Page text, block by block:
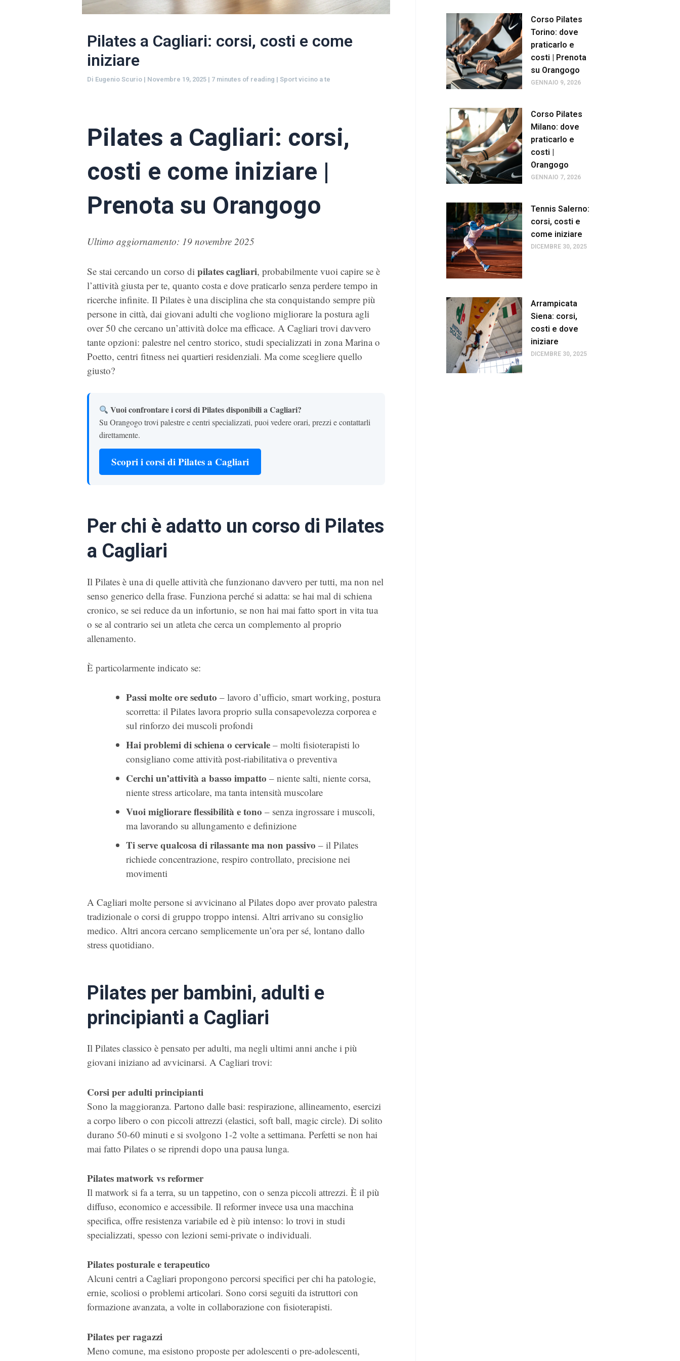
Pilates a Cagliari: corsi, costi e come
iniziare
Di Eugenio Scurio | Novembre 19, 2025 | 7 minutes of reading | Sport vicino a te
Pilates a Cagliari: corsi,
costi e come iniziare |
Prenota su Orangogo
Ultimo aggiornamento: 19 novembre 2025
Se stai cercando un corso di pilates cagliari, probabilmente vuoi capire se è
l’attività giusta per te, quanto costa e dove praticarlo senza perdere tempo in
ricerche infinite. Il Pilates è una disciplina che sta conquistando sempre più
persone in città, dai giovani adulti che vogliono migliorare la postura agli
over 50 che cercano un’attività dolce ma efficace. A Cagliari trovi davvero
tante opzioni: palestre nel centro storico, studi specializzati in zona Marina o
Poetto, centri fitness nei quartieri residenziali. Ma come scegliere quello
giusto?
Vuoi confrontare i corsi di Pilates disponibili a Cagliari?
Su Orangogo trovi palestre e centri specializzati, puoi vedere orari, prezzi e contattarli
direttamente.
Scopri i corsi di Pilates a Cagliari
Per chi è adatto un corso di Pilates
a Cagliari
Il Pilates è una di quelle attività che funzionano davvero per tutti, ma non nel
senso generico della frase. Funziona perché si adatta: se hai mal di schiena
cronico, se sei reduce da un infortunio, se non hai mai fatto sport in vita tua
o se al contrario sei un atleta che cerca un complemento al proprio
allenamento.
È particolarmente indicato se:
Passi molte ore seduto – lavoro d’ufficio, smart working, postura
scorretta: il Pilates lavora proprio sulla consapevolezza corporea e
sul rinforzo dei muscoli profondi
Hai problemi di schiena o cervicale – molti fisioterapisti lo
consigliano come attività post-riabilitativa o preventiva
Cerchi un’attività a basso impatto – niente salti, niente corsa,
niente stress articolare, ma tanta intensità muscolare
Vuoi migliorare flessibilità e tono – senza ingrossare i muscoli,
ma lavorando su allungamento e definizione
Ti serve qualcosa di rilassante ma non passivo – il Pilates
richiede concentrazione, respiro controllato, precisione nei
movimenti
A Cagliari molte persone si avvicinano al Pilates dopo aver provato palestra
tradizionale o corsi di gruppo troppo intensi. Altri arrivano su consiglio
medico. Altri ancora cercano semplicemente un’ora per sé, lontano dallo
stress quotidiano.
Pilates per bambini, adulti e
principianti a Cagliari
Il Pilates classico è pensato per adulti, ma negli ultimi anni anche i più
giovani iniziano ad avvicinarsi. A Cagliari trovi:
Corsi per adulti principianti
Sono la maggioranza. Partono dalle basi: respirazione, allineamento, esercizi
a corpo libero o con piccoli attrezzi (elastici, soft ball, magic circle). Di solito
durano 50-60 minuti e si svolgono 1-2 volte a settimana. Perfetti se non hai
mai fatto Pilates o se riprendi dopo una pausa lunga.
Pilates matwork vs reformer
Il matwork si fa a terra, su un tappetino, con o senza piccoli attrezzi. È il più
diffuso, economico e accessibile. Il reformer invece usa una macchina
specifica, offre resistenza variabile ed è più intenso: lo trovi in studi
specializzati, spesso con lezioni semi-private o individuali.
Pilates posturale e terapeutico
Alcuni centri a Cagliari propongono percorsi specifici per chi ha patologie,
ernie, scoliosi o problemi articolari. Sono corsi seguiti da istruttori con
formazione avanzata, a volte in collaborazione con fisioterapisti.
Pilates per ragazzi
Meno comune, ma esistono proposte per adolescenti o pre-adolescenti,
Corso Pilates
Torino: dove
praticarlo e
costi | Prenota
su Orangogo
GENNAIO 9, 2026
Corso Pilates
Milano: dove
praticarlo e
costi |
Orangogo
GENNAIO 7, 2026
Tennis Salerno:
corsi, costi e
come iniziare
DICEMBRE 30, 2025
Arrampicata
Siena: corsi,
costi e dove
iniziare
DICEMBRE 30, 2025